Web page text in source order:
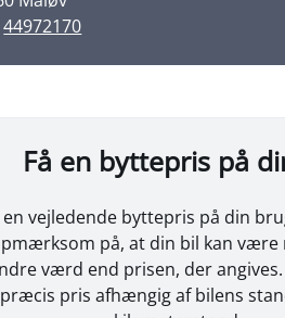
44972170
Få en byttepris på
en vejledende byttepris på din
på, at din bil kan være
værd end prisen, der
pris afhængig af bilens